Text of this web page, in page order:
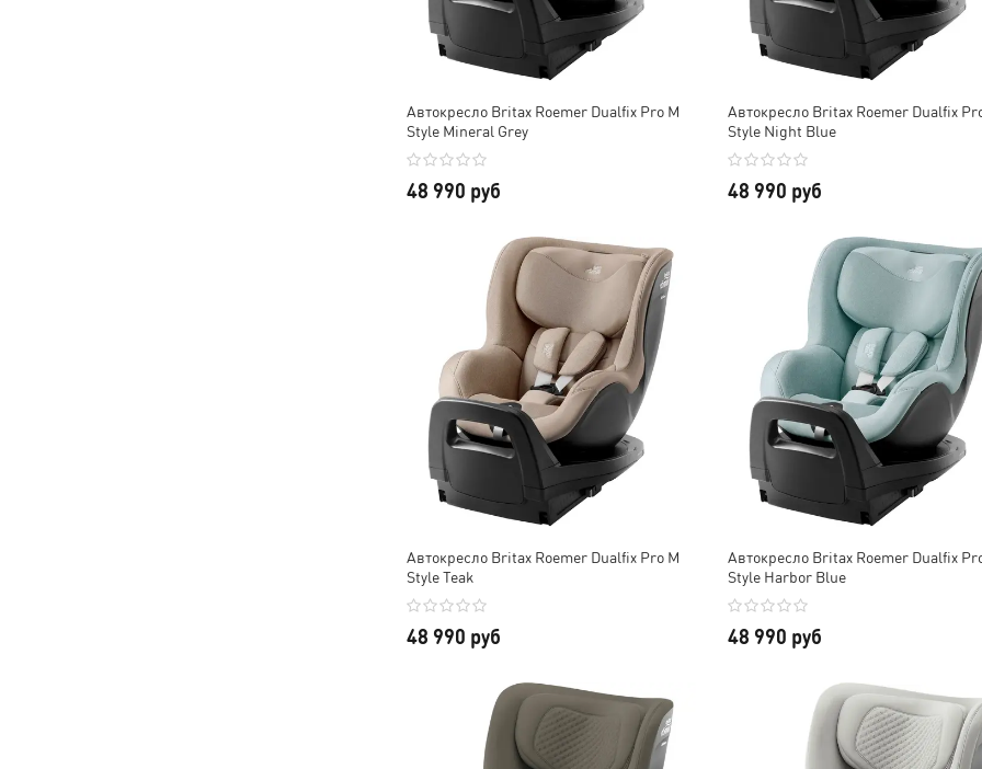
Автокресло Britax Roemer Dualfix Pro M
Style Mineral Grey
48 990 руб
Автокресло Britax Roemer Dualfix
Style Night Blue
48 990 руб
Автокресло Britax Roemer Dualfix Pro M
Style Teak
48 990 руб
Автокресло Britax Roemer Dualfix
Style Harbor Blue
48 990 руб